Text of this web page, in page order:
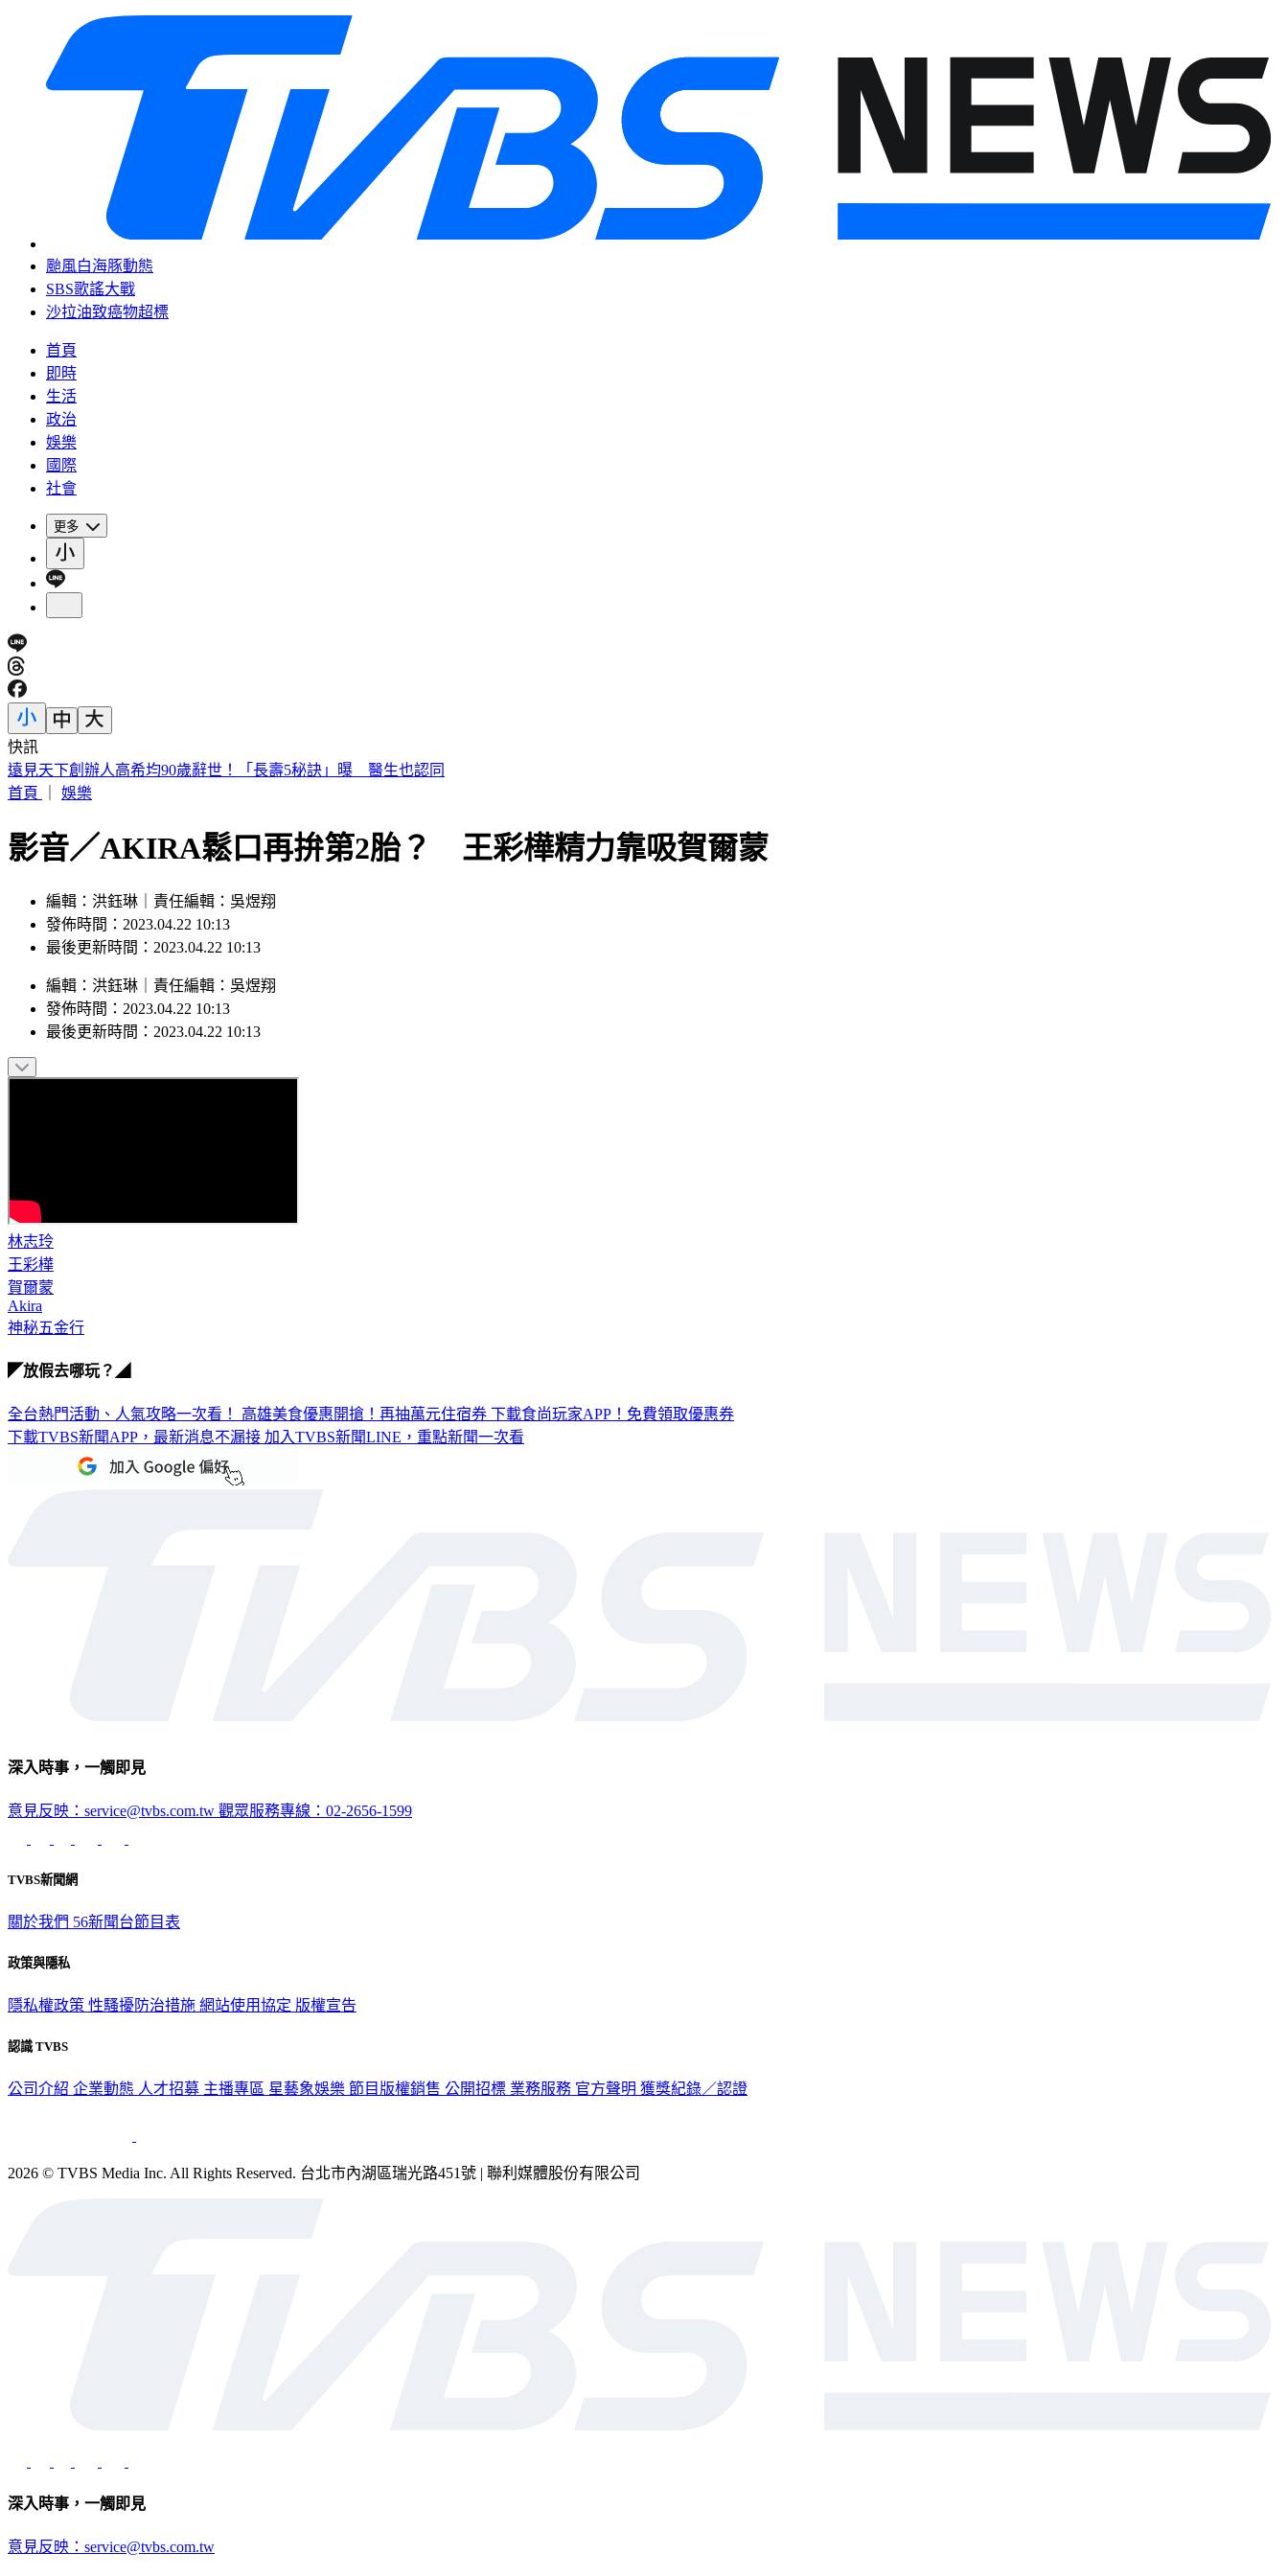
颱風白海豚動態
SBS歌謠大戰
沙拉油致癌物超標
首頁
即時
生活
政治
娛樂
國際
社會
更多
快訊
遠見天下創辦人高希均90歲辭世！「長壽5秘訣」曝 醫生也認同
首頁
娛樂
影音／AKIRA鬆口再拚第2胎？ 王彩樺精力靠吸賀爾蒙
編輯：洪鈺琳｜責任編輯：吳煜翔
發佈時間：2023.04.22 10:13
最後更新時間：2023.04.22 10:13
編輯 ： 洪鈺琳 責任編輯 ： 吳煜翔
發佈時間： 2023.04.22 10:13
最後更新時間： 2023.04.22 10:13
林志玲
王彩樺
賀爾蒙
Akira
神秘五金行
◤放假去哪玩？◢
全台熱門活動、人氣攻略一次看！ 高雄美食優惠開搶！再抽萬元住宿券 下載食尚玩家APP！免費領取優惠券
下載TVBS新聞APP，最新消息不漏接 加入TVBS新聞LINE，重點新聞一次看
深入時事，一觸即見
意見反映：service@tvbs.com.tw 觀眾服務專線：02-2656-1599
TVBS新聞網
關於我們 56新聞台節目表
政策與隱私
隱私權政策 性騷擾防治措施 網站使用協定 版權宣告
認識 TVBS
公司介紹 企業動態 人才招募 主播專區 星藝象娛樂 節目版權銷售 公開招標 業務服務 官方聲明 獲獎紀錄／認證
2026 © TVBS Media Inc. All Rights Reserved. 台北市內湖區瑞光路451號 | 聯利媒體股份有限公司
深入時事，一觸即見
意見反映：service@tvbs.com.tw